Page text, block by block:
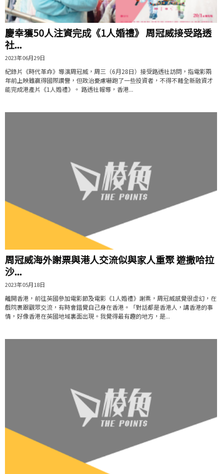
慶幸獲50人注資完成《1人婚禮》 周冠威接受路透
社...
2023年06月29日
紀錄片《時代革命》導演周冠威，周三（6月28日）接受路透社訪問，指電影兩
年前上映雖贏得國際讚譽，但政治憂慮嚇跑了一些投資者，不得不藉全新融資才
能完成港產片《1人婚禮》。 路透社報導，香港...
周冠威海外謝票與港人交流似與家人重聚 遊撒哈拉
沙...
2023年05月18日
離開香港，前往英國參加電影節及電影《1人婚禮》謝票，周冠威感覺很虚幻，在
戲院裹跟觀眾交流，有時會錯覺自己身在香港。「對話都是香港人，講香港的事
情，好像香港在英國地域裏面出現。我覺得最有趣的地方，是...